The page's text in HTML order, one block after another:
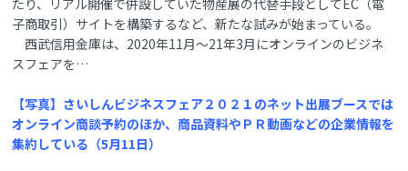
子商取引）サイトを構築するなど、新たな試みが始まっている。
西武信用金庫は、2020年11月～21年3月にオンラインのビジネ
スフェアを…
【写真】さいしんビジネスフェア２０２１のネット出展ブースでは
オンライン商談予約のほか、商品資料やＰＲ動画などの企業情報を
集約している（5月11日）